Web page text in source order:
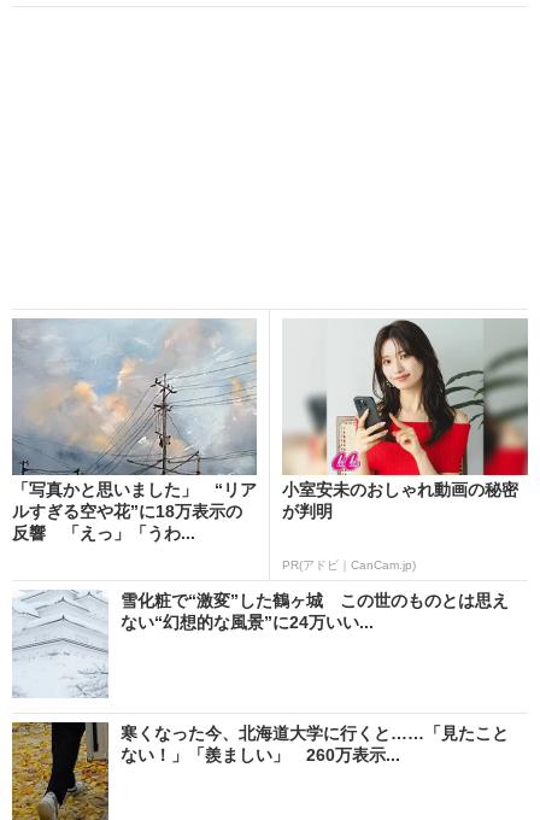
「写真かと思いました」 “リア
ルすぎる空や花”に18万表示の
反響 「えっ」「うわ...
小室安未のおしゃれ動画の秘密
が判明
PR(アドビ｜CanCam.jp)
雪化粧で“激変”した鶴ヶ城 この世のものとは思え
ない“幻想的な風景”に24万いい...
寒くなった今、北海道大学に行くと……「見たこと
ない！」「羨ましい」 260万表示...